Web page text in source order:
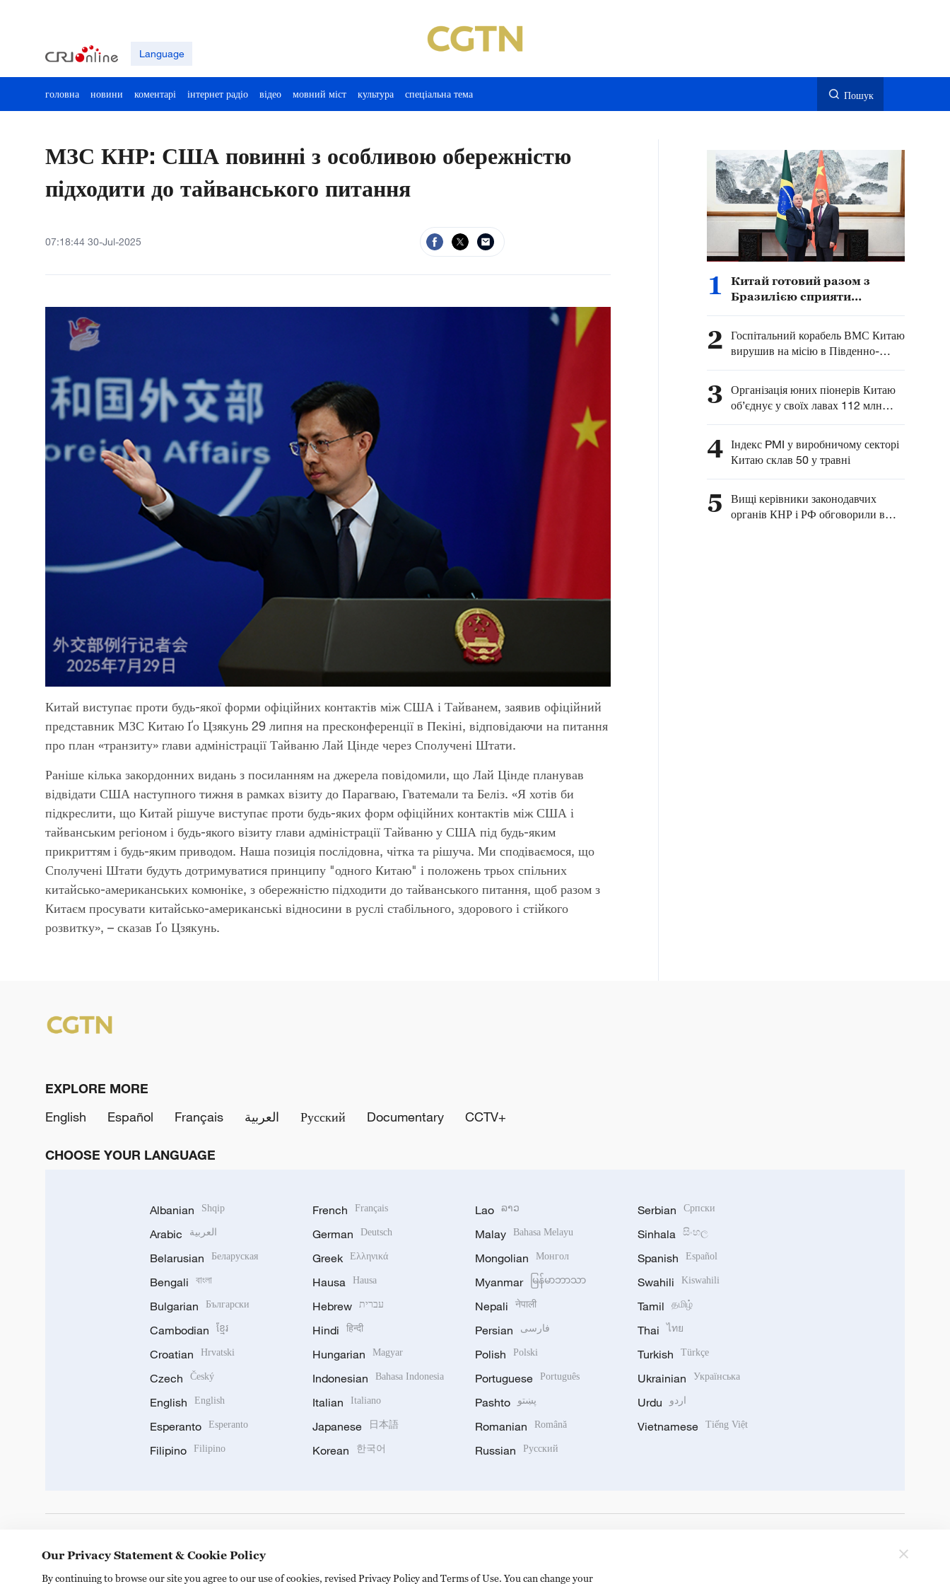
Language
головна новини коментарі інтернет радіо відео мовний міст культура спеціальна тема Пошук
МЗС КНР: США повинні з особливою обережністю
підходити до тайванського питання
07:18:44 30-Jul-2025
Китай виступає проти будь-якої форми офіційних контактів між США і Тайванем, заявив офіційний
представник МЗС Китаю Ґо Цзякунь 29 липня на пресконференції в Пекіні, відповідаючи на питання
про план «транзиту» глави адміністрації Тайваню Лай Цінде через Сполучені Штати.
Раніше кілька закордонних видань з посиланням на джерела повідомили, що Лай Цінде планував
відвідати США наступного тижня в рамках візиту до Парагваю, Гватемали та Беліз. «Я хотів би
підкреслити, що Китай рішуче виступає проти будь-яких форм офіційних контактів між США і
тайванським регіоном і будь-якого візиту глави адміністрації Тайваню у США під будь-яким
прикриттям і будь-яким приводом. Наша позиція послідовна, чітка та рішуча. Ми сподіваємося, що
Сполучені Штати будуть дотримуватися принципу "одного Китаю" і положень трьох спільних
китайсько-американських комюніке, з обережністю підходити до тайванського питання, щоб разом з
Китаєм просувати китайсько-американські відносини в руслі стабільного, здорового і стійкого
розвитку», – сказав Ґо Цзякунь.
1
Китай готовий разом з
Бразилією сприяти
співробітництва між
Китаєм та Латинською
Америкою — глава МЗС
КНР
2 Госпітальний корабель ВМС Китаю
вирушив на місію в Південно-
Китайське море
3 Організація юних піонерів Китаю
об’єднує у своїх лавах 112 млн
китайських дітей
4 Індекс PMI у виробничому секторі
Китаю склав 50 у травні
5
Вищі керівники законодавчих
органів КНР і РФ обговорили в
EXPLORE MORE
English
Español Français العربية Русский Documentary CCTV+
CHOOSE YOUR LANGUAGE
Albanian Shqip
Arabic العربية
Belarusian Беларуская
Bengali বাংলা
Bulgarian Български
Cambodian ខ្មែរ
Croatian Hrvatski
Czech Český
English English
Esperanto Esperanto
Filipino Filipino
French Français
German Deutsch
Greek Ελληνικά
Hausa Hausa
Hebrew עברית
Hindi हिन्दी
Hungarian Magyar
Indonesian Bahasa Indonesia
Italian Italiano
Japanese 日本語
Korean 한국어
Lao ລາວ
Malay Bahasa Melayu
Mongolian Монгол
Myanmar မြန်မာဘာသာ
Nepali नेपाली
Persian فارسی
Polish Polski
Portuguese Português
Pashto پښتو
Romanian Română
Russian Русский
Serbian Српски
Sinhala සිංහල
Spanish Español
Swahili Kiswahili
Tamil தமிழ்
Thai ไทย
Turkish Türkçe
Ukrainian Українська
Urdu اردو
Vietnamese Tiếng Việt
Our Privacy Statement & Cookie Policy
By continuing to browse our site you agree to our use of cookies, revised Privacy Policy and Terms of Use. You can change your